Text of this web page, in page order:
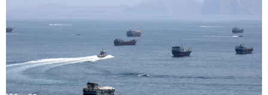
Người Lao động)
Tối 31/10, Thanh tra Chính phủ đã đăng tải kết
luận thanh tra dự án xây trụ sở làm việc Bộ
Ngoại giao.